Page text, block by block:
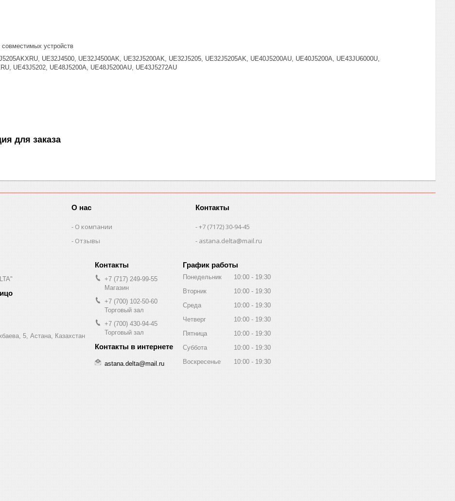
совместимых устройств
UE32J4500, UE32J4500AK, UE32J5200AK, UE32J5205, UE32J5205AK, UE40J5200AU, UE40J5200A, UE43JU6000U,
UE43J5202, UE48J5200A, UE48J5200AU, UE43J5272AU
для заказа
О нас
О компании
Отзывы
Контакты
+7 (7172) 30-94-45
astana.delta@mail.ru
5, Астана, Казахстан
+7 (717) 249-99-55
Магазин
+7 (700) 102-50-60
Торговый зал
+7 (700) 430-94-45
Торговый зал
astana.delta@mail.ru
График работы
Понедельник 10:00
19:30
Вторник
10:00
19:30
Среда
10:00
19:30
Четверг
10:00
19:30
Пятница
10:00
19:30
Суббота
10:00
19:30
Воскресенье
10:00 19:30